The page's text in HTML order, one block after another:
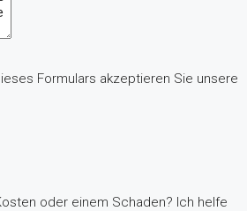
Formulars akzeptieren Sie unsere
oder einem Schaden? Ich helfe